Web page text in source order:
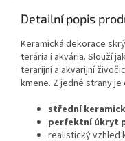
Detailní popis
Keramická dekorace
terária i akvária. Slouží
terarijní a akvarijní
kmene. Z jedné strany
střední
perfektní úkryt
realistický vzhled